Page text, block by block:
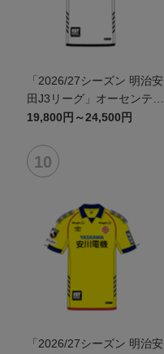
「2026/27シーズン 明治安
田J3リーグ」オーセンティ
ックユニフォームFP2nd
19,800円～24,500円
「2026/27シーズン 明治安